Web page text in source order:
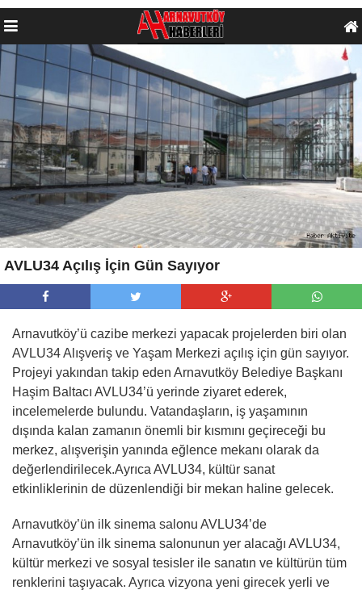
AVLU34 Açılış İçin Gün Sayıyor
Arnavutköy’ü cazibe merkezi yapacak projelerden biri olan
AVLU34 Alışveriş ve Yaşam Merkezi açılış için gün sayıyor.
Projeyi yakından takip eden Arnavutköy Belediye Başkanı
Haşim Baltacı AVLU34’ü yerinde ziyaret ederek,
incelemelerde bulundu. Vatandaşların, iş yaşamının
dışında kalan zamanın önemli bir kısmını geçireceği bu
merkez, alışverişin yanında eğlence mekanı olarak da
değerlendirilecek.Ayrıca AVLU34, kültür sanat
etkinliklerinin de düzenlendiği bir mekan haline gelecek.
Arnavutköy’ün ilk sinema salonu AVLU34’de
Arnavutköy’ün ilk sinema salonunun yer alacağı AVLU34,
kültür merkezi ve sosyal tesisler ile sanatın ve kültürün tüm
renklerini taşıyacak. Ayrıca vizyona yeni girecek yerli ve